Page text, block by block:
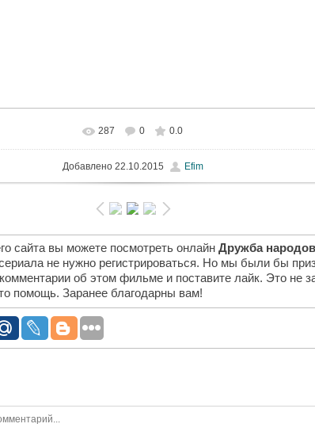
287 0 0.0
Добавлено22.10.2015 Efim
сайта вы можете посмотреть онлайн Дружба народов
не нужно регистрироваться. Но мы были бы
об этом фильме и поставите лайк. Это не
помощь. Заранее благодарны вам!